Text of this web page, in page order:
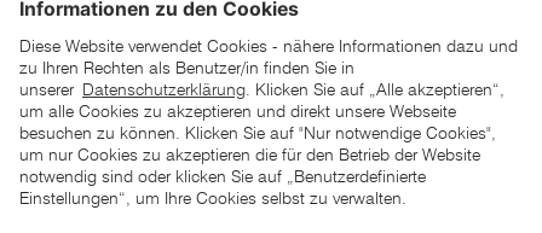
*der "statt"-Preis ist der niedrigste von uns in den letzten 30
Tagen vor Beginn dieser Aktion verlangte Preis
unter den UVP Preisen auf dieser Website sind die